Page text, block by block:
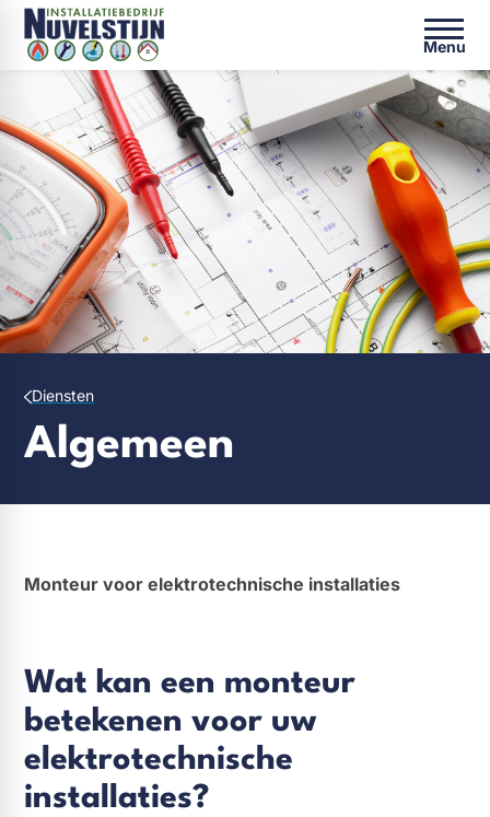
Menu
Diensten
Algemeen
Monteur voor elektrotechnische installaties
Wat kan een monteur
betekenen voor uw
elektrotechnische
installaties?